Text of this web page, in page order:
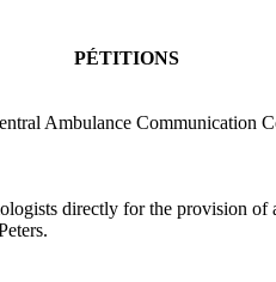
PÉTITIONS
Ambulance Communication
directly for the provision of